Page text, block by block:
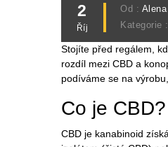
2
Říj
Od :
Kategorie :
Stojíte před regálem,
rozdíl mezi CBD a
podíváme se na
Co je CBD?
CBD je kanabinoid